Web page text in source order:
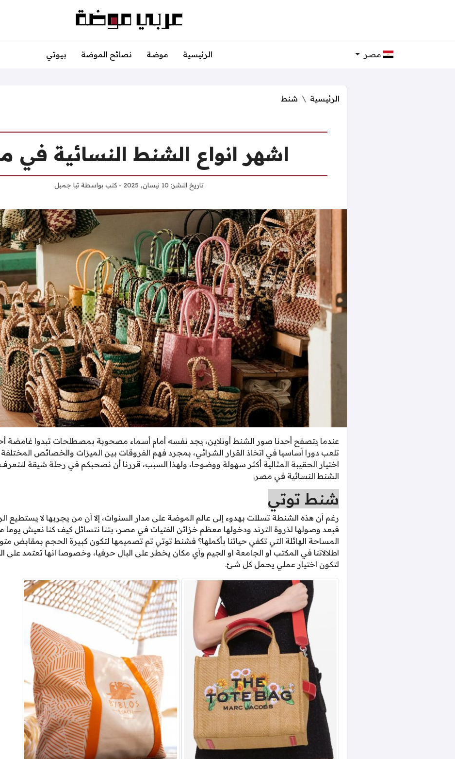
مصر الرئيسية موضة نصائح الموضة بيوتي
الرئيسية شنط
اشهر انواع الشنط النسائية في
تاريخ النشر: 10 نيسان, 2025 - كتب بواسطة تيا جميل
عندما يتصفح أحدنا صور الشنط أونلاين، يجد نفسه أمام أسماء مصحوبة بمصطلحات تبدوا غامضة
تلعب دورا أساسيا في اتخاذ القرار الشرائي، بمجرد فهم الفروقات بين الميزات والخصائص
اختيار الحقيبة المثالية أكثر سهولة ووضوحا، ولهذا السبب، قررنا أن نصحبكم في رحلة شيقة
الشنط النسائية في مصر.
شنط توتي
رغم أن هذه الشنطة تسللت بهدوء إلى عالم الموضة على مدار السنوات، إلا أن من يجربها لا يستطيع
فبعد وصولها لذروة الترند ودخولها معظم خزائن الفتيات في مصر، بتنا نتسائل كيف كنا نعيش
المساحة الهائلة التي تكفي حياتنا بأكملها؟ فشنط توتي تم تصميمها لتكون كبيرة الحجم بمقابض
اطلالاتنا في المكتب او الجامعة او الجيم وأي مكان يخطر على البال حرفيا، وخصوصا انها تعتمد على
لتكون اختيار عملي يحمل كل شئ.